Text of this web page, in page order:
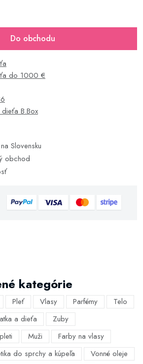
Do obchodu
do 1000 €
B.Box
Slovensku
obchod
kategórie
Pleť Vlasy Parfémy
Telo
a dieťa
Zuby
Muži
Farby na vlasy
do sprchy a kúpeľa
Vonné oleje